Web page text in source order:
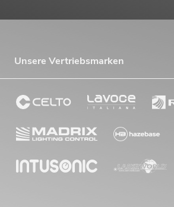
Unsere Vertriebsmarken